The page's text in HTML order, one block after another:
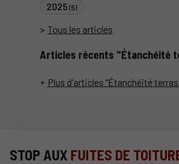
2025 (5)
Tous les articles
Articles récents "Étanchéité
Plus d'articles "Étanchéité
STOP AUX FUITES DE